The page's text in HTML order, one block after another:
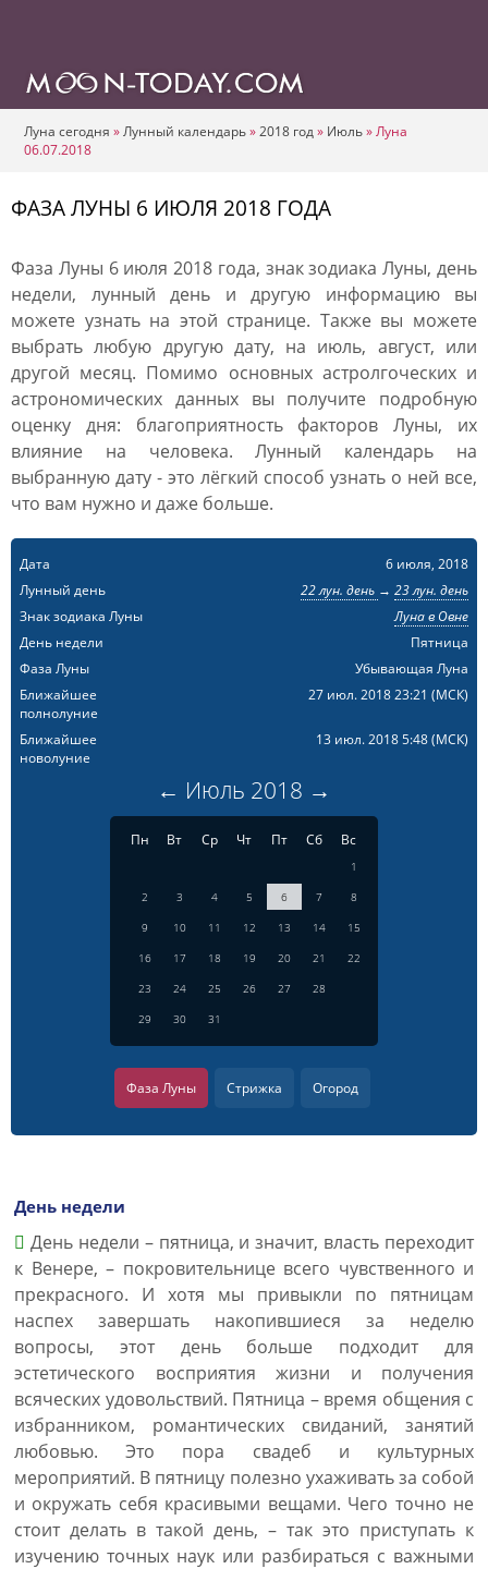
Луна сегодня »Лунный календарь»2018 год» Июль»Луна
06.07.2018
ФАЗА ЛУНЫ 6 ИЮЛЯ 2018 ГОДА
Фаза Луны 6 июля 2018 года, знак зодиака Луны, день
недели, лунный день и другую информацию вы
можете узнать на этой странице. Также вы можете
выбрать любую другую дату, на июль, август, или
другой месяц. Помимо основных астролгоческих и
астрономических данных вы получите подробную
оценку дня: благоприятность факторов Луны, их
влияние на человека. Лунный календарь на
выбранную дату - это лёгкий способ узнать о ней все,
что вам нужно и даже больше.
Дата
6 июля, 2018
Лунный день
22 лун. день → 23 лун. день
Знак зодиака Луны
Луна в Овне
День недели
Пятница
Фаза Луны
Убывающая Луна
Ближайшее
полнолуние
27 июл. 2018 23:21 (МСК)
Ближайшее
новолуние
13 июл. 2018 5:48(МСК)
← Июль 2018 →
Пн Вт Ср Чт Пт Сб Вс
1
2
3 4 5 6 7
8
9
10 11 12 13 14
15
16
17 18 19 20 21
22
23
24 25 26 27
28
29
30 31
Фаза Луны Стрижка Огород
День недели
День недели – пятница, и значит, власть переходит
к Венере, – покровительнице всего чувственного и
прекрасного. И хотя мы привыкли по пятницам
наспех завершать накопившиеся за неделю
вопросы, этот день больше подходит для
эстетического восприятия жизни и получения
всяческих удовольствий. Пятница – время общения с
избранником, романтических свиданий, занятий
любовью. Это пора свадеб и культурных
мероприятий. В пятницу полезно ухаживать за собой
и окружать себя красивыми вещами. Чего точно не
стоит делать в такой день, – так это приступать к
изучению точных наук или разбираться с важными